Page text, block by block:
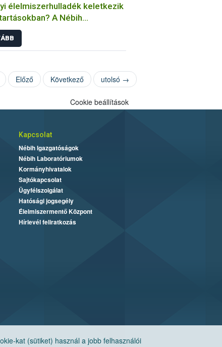
élelmiszerhulladék keletkezik
A Nébih
kiderül
Előző Következő utolsó →
kat (sütiket) használ a jobb felhasználói
Cookie beállítások
Kapcsolat
Nébih Igazgatóságok
Nébih Laboratóriumok
Kormányhivatalok
Sajtókapcsolat
Ügyfélszolgálat
Hatósági jogsegély
Élelmiszermentő Központ
Hírlevél feliratkozás